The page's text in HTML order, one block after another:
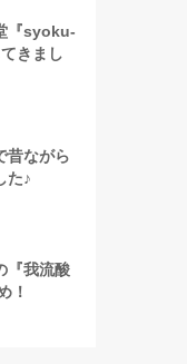
『syoku-
きまし
昔ながら
た♪
『我流酸
！